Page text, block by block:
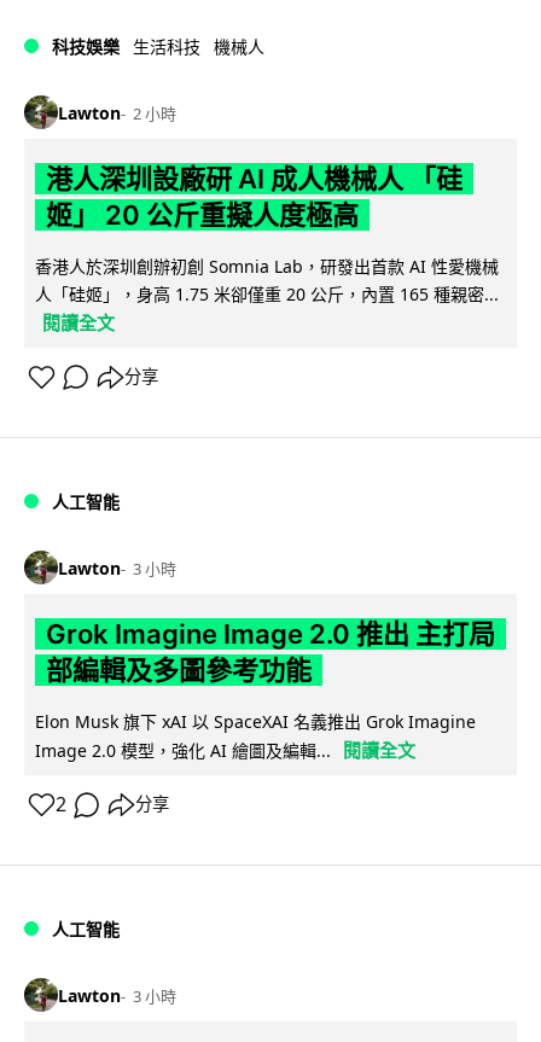
科技娛樂 生活科技 機械人
Lawton 2 小時
港人深圳設廠研 AI 成人機械人 「硅
姬」 20 公斤重擬人度極高
香港人於深圳創辦初創 Somnia Lab，研發出首款 AI 性愛機械
人「硅姬」，身高 1.75 米卻僅重 20 公斤，內置 165 種親密...
閱讀全文
分享
人工智能
Lawton 3 小時
Grok Imagine Image 2.0 推出 主打局
部編輯及多圖參考功能
Elon Musk 旗下 xAI 以 SpaceXAI 名義推出 Grok Imagine
Image 2.0 模型，強化 AI 繪圖及編輯...
閱讀全文
2 分享
人工智能
Lawton 3 小時